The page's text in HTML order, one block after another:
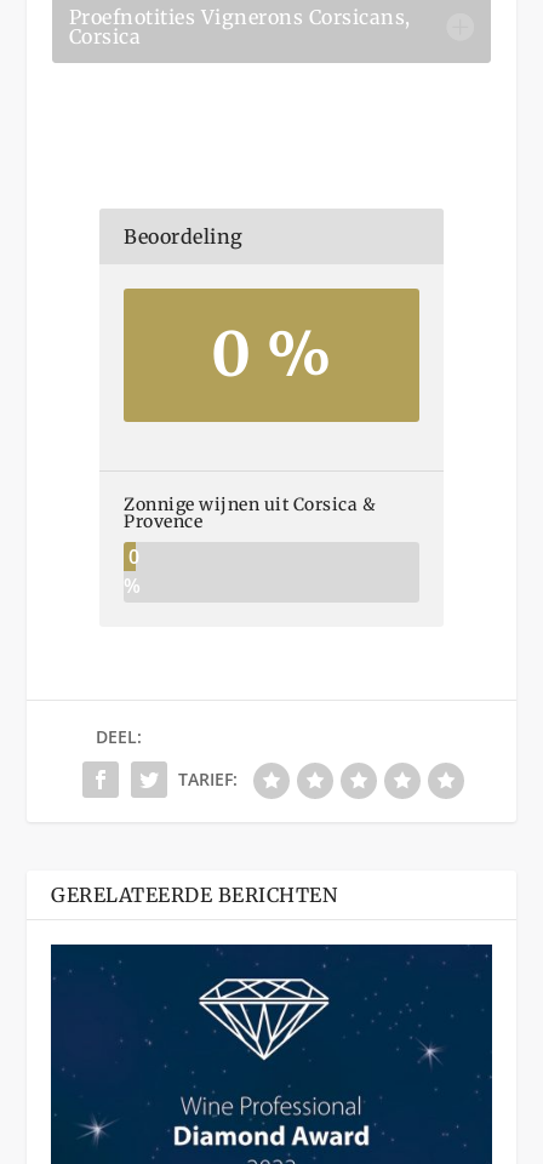
Proefnotities Vignerons Corsicans,
Corsica
Beoordeling
0 %
Zonnige wijnen uit Corsica &
Provence
0
%
DEEL:
TARIEF:
GERELATEERDE BERICHTEN